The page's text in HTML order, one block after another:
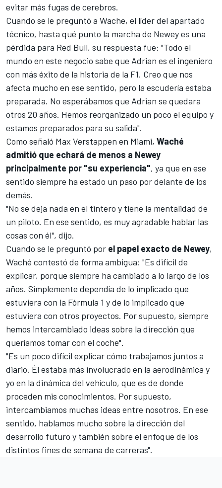
evitar más fugas de cerebros.
Cuando se le preguntó a Wache, el líder del apartado
técnico, hasta qué punto la marcha de Neweyes una
pérdida para Red Bull, su respuesta fue: "Todo el
mundo en este negocio sabe que Adrian es el ingeniero
con más éxito de la historia de la F1. Creo que nos
afecta mucho en ese sentido, pero la escudería estaba
preparada. No esperábamos que Adrian se quedara
otros 20 años. Hemos reorganizado un poco el equipo y
estamos preparados para su salida".
Como señaló Max Verstappen en Miami, Waché
admitió que echará de menos a Newey
principalmente por "su experiencia", ya que en ese
sentido siempre ha estado un paso por delante de los
demás.
"No se deja nada en el tintero y tiene la mentalidad de
un piloto. En ese sentido, es muy agradable hablar las
cosas con él", dijo.
Cuando se le preguntó por el papel exacto de Newey,
Waché contestó de forma ambigua: "Es difícil de
explicar, porque siempre ha cambiado a lo largo de los
años. Simplemente dependía de lo implicado que
estuviera con la Fórmula 1 y de lo implicado que
estuviera con otros proyectos. Por supuesto, siempre
hemos intercambiado ideas sobre la dirección que
queríamos tomar con el coche".
"Es un poco difícil explicar cómo trabajamos juntos a
diario. Él estaba más involucrado en la aerodinámica y
yo en la dinámica del vehículo, que es de donde
proceden mis conocimientos. Por supuesto,
intercambiamos muchas ideas entre nosotros. En ese
sentido, hablamos mucho sobre la dirección del
desarrollo futuro y también sobre el enfoque de los
distintos fines de semana de carreras".